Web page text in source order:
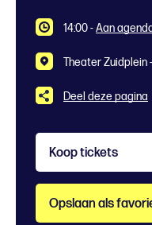
14:00-Aan
Theater Zuidplein -
Deel deze pagina
Koop tickets
Opslaan als